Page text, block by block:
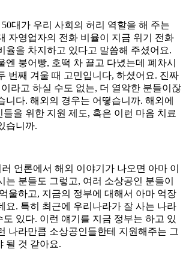
50대가 우리 사회의 허리 역할을 해 주는
자영업자의 전화 비율이 지금 위기 전화
율을 차지하고 있다고 말씀해 주셨어요.
엔 붕어빵, 호떡 차 끌고 다녔는데 폐차시
번째 겨울 때 고민입니다, 하셨어요. 진짜
라고 하실 수도 없는, 더 열악한 분들이잖
니다. 해외의 경우는 어떻습니까. 해외에
을 위한 지원 제도, 혹은 이런 마음 치료
습니까.
언론에서 해외 이야기가 나오면 아마 이
는 분들도 그렇고, 여러 소상공인 분들이
억울하고, 지금의 정부에 대해서 아마 억장
요. 특히 최근에 우리나라가 잘 사는 나라
도 있다. 이런 얘기를 지금 정부는 하고 있
나라만큼 소상공인들한테 지원해주는 그
될 것 같아요.